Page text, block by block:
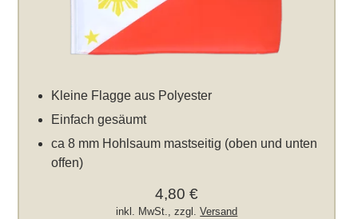
Kleine Flagge aus Polyester
Einfach gesäumt
ca 8 mm Hohlsaum mastseitig (oben und unten
offen)
4,80 €
inkl. MwSt., zzgl.Versand